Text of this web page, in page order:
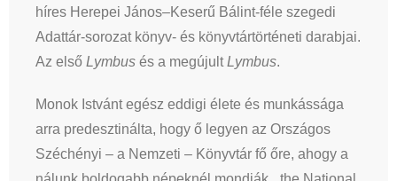
híres Herepei János–Keserű Bálint-féle szegedi
Adattár-sorozat könyv- és könyvtártörténeti darabjai.
Az első Lymbus és a megújultLymbus.
Monok Istvánt egész eddigi élete és munkássága
arra predesztinálta, hogy ő legyen az Országos
Széchényi – a Nemzeti – Könyvtár fő őre, ahogy a